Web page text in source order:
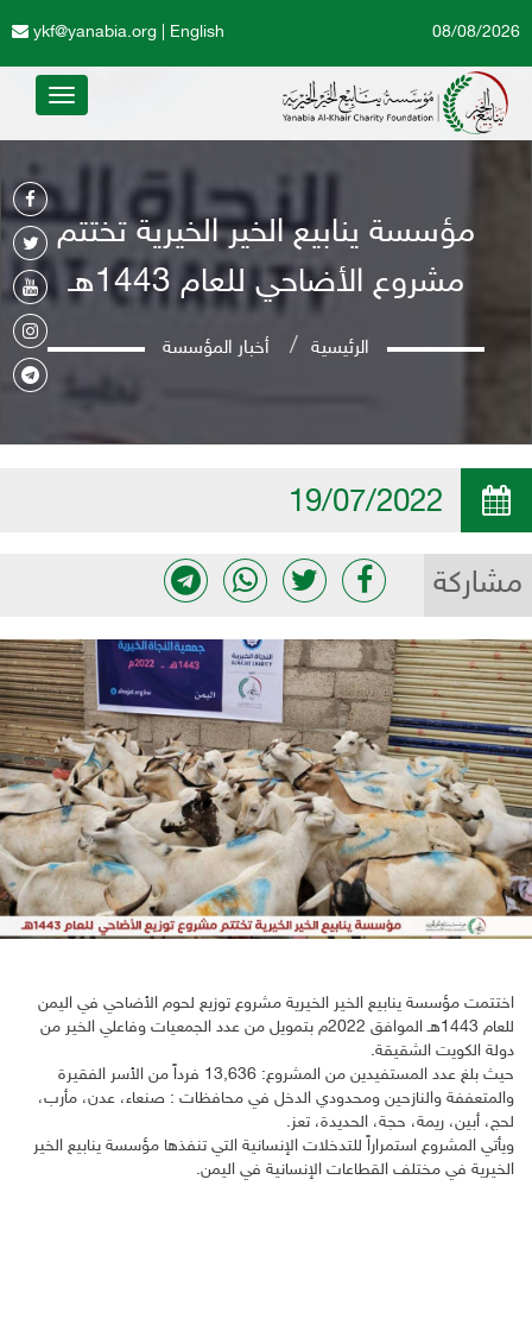
English
ykf@yanabia.org 08/08/2026
Toggle
مؤسسة ينابيع الخير الخيرية تختتم
مشروع الأضاحي للعام 1443هـ
الرئيسية أخبار المؤسسة
مشاركة
اختتمت مؤسسة ينابيع الخير الخيرية مشروع توزيع لحوم الأضاحي في اليمن
للعام 1443هـ الموافق 2022م بتمويل من عدد الجمعيات وفاعلي الخير من
دولة الكويت الشقيقة.
حيث بلغ عدد المستفيدين من المشروع: 13,636 فرداً من الأسر الفقيرة
والمتعففة والنازحين ومحدودي الدخل في محافظات : صنعاء، عدن، مأرب،
لحج، أبين، ريمة، حجة، الحديدة، تعز.
ويأتي المشروع استمراراً للتدخلات الإنسانية التي تنفذها مؤسسة ينابيع الخير
الخيرية في مختلف القطاعات الإنسانية في اليمن.